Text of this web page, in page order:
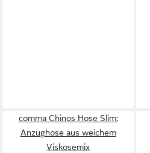
comma Chinos Hose Slim:
Anzughose aus weichem
Viskosemix